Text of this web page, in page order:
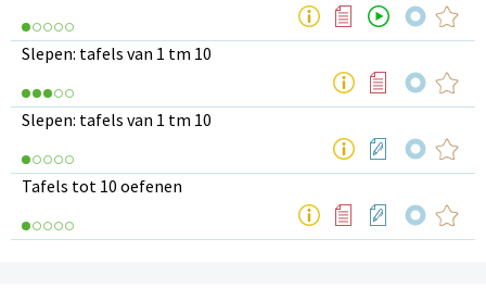
Slepen: tafels van 1 tm 10
Slepen: tafels van 1 tm 10
Tafels tot 10 oefenen